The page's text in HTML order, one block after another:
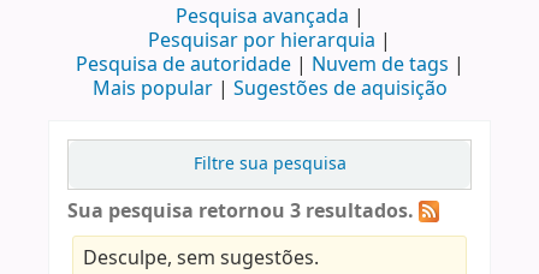
Pesquisa avançada
Pesquisar por hierarquia
Pesquisa de autoridade
Nuvem de tags
Mais popular
Sugestões de aquisição
Filtre sua pesquisa
Sua pesquisa retornou 3 resultados.
Desculpe, sem sugestões.